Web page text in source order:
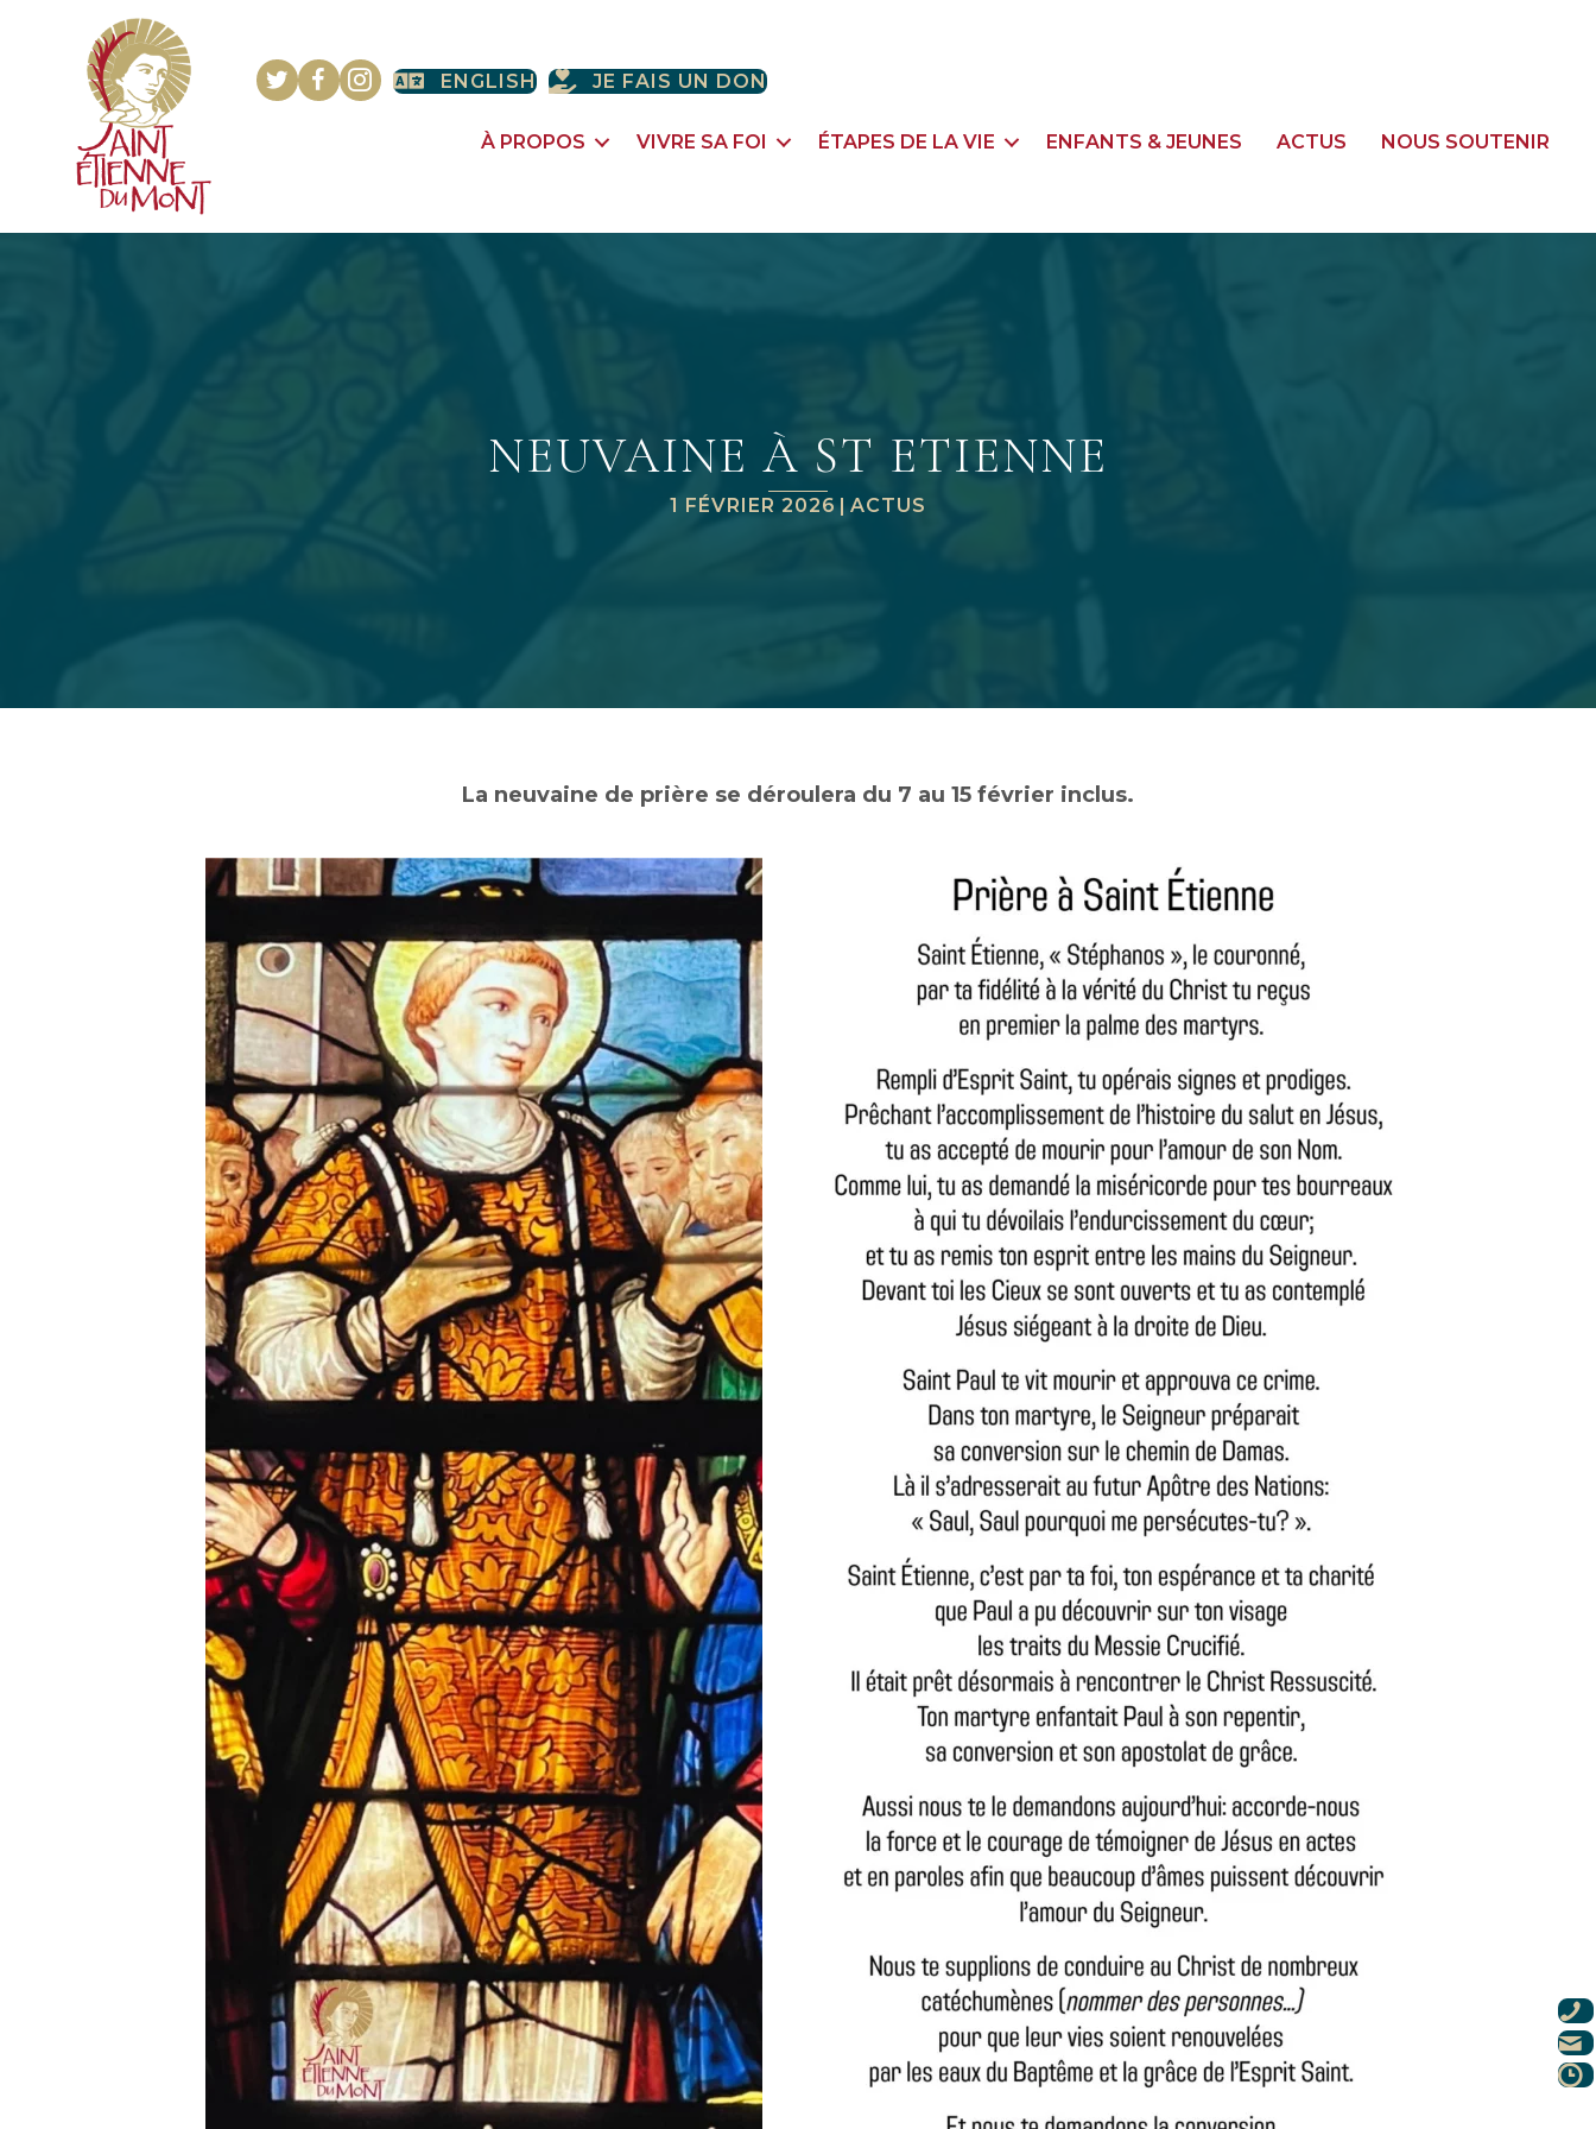
ENGLISH JE FAIS UN DON
À PROPOS VIVRE SA FOI ÉTAPES DE LA VIE ENFANTS & JEUNES ACTUS NOUS SOUTENIR
NEUVAINE À ST ETIENNE
1 FÉVRIER 2026 ACTUS
La neuvaine de prière se déroulera du 7 au 15 février inclus.